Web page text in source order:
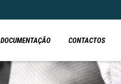
DOCUMENTAÇÃO CONTACTOS